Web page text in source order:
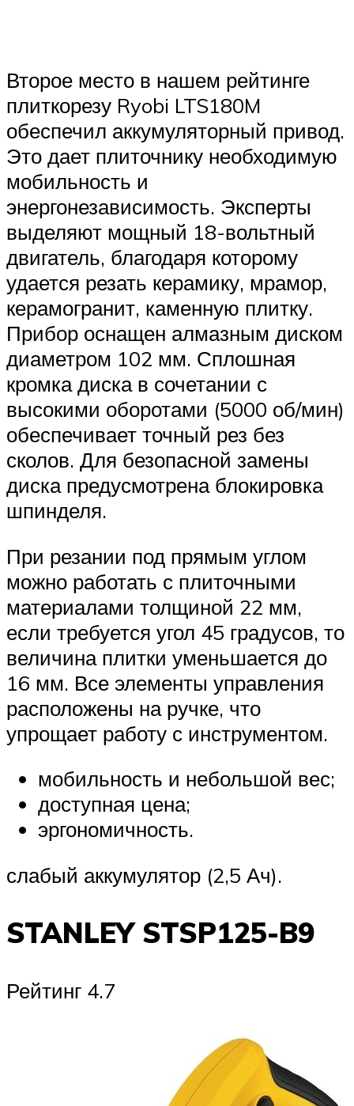
Второе место в нашем рейтинге
плиткорезу Ryobi LTS180M
обеспечил аккумуляторный привод.
Это дает плиточнику необходимую
мобильность и
энергонезависимость. Эксперты
выделяют мощный 18-вольтный
двигатель, благодаря которому
удается резать керамику, мрамор,
керамогранит, каменную плитку.
Прибор оснащен алмазным диском
диаметром 102 мм. Сплошная
кромка диска в сочетании с
высокими оборотами (5000 об/мин)
обеспечивает точный рез без
сколов. Для безопасной замены
диска предусмотрена блокировка
шпинделя.
При резании под прямым углом
можно работать с плиточными
материалами толщиной 22 мм,
если требуется угол 45 градусов, то
величина плитки уменьшается до
16 мм. Все элементы управления
расположены на ручке, что
упрощает работу с инструментом.
мобильность и небольшой вес;
доступная цена;
эргономичность.
слабый аккумулятор (2,5 Ач).
STANLEY STSP125-B9
Рейтинг 4.7